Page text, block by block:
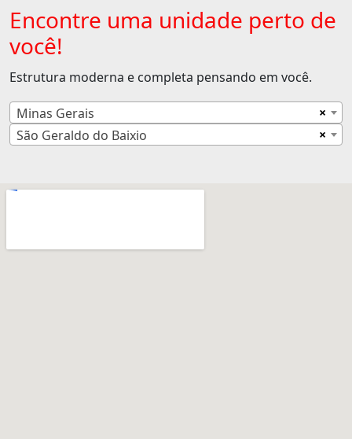
Encontre uma unidade perto de
você!
Estrutura moderna e completa pensando em você.
×
Minas Gerais
×
São Geraldo do Baixio